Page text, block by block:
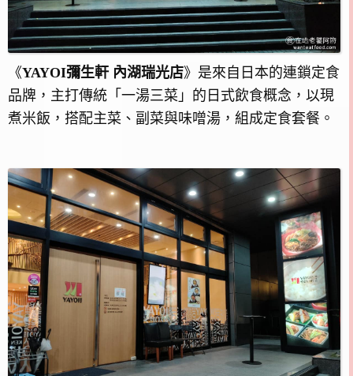
《YAYOI彌生軒 內湖瑞光店》是來自日本的連鎖定食
品牌，主打傳統「一湯三菜」的日式飲食概念，以現
煮米飯，搭配主菜、副菜與味噌湯，組成定食套餐。